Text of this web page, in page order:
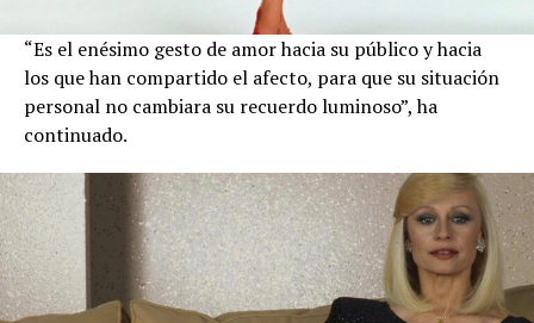
“Es el enésimo gesto de amor hacia su público y hacia
los que han compartido el afecto, para que su situación
personal no cambiara su recuerdo luminoso”, ha
continuado.